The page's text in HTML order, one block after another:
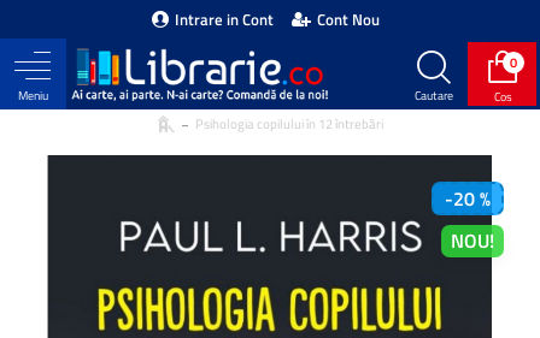
Intrare in Cont Cont Nou
0
Psihologia copilului în 12 întrebări
NOU!
-20 %